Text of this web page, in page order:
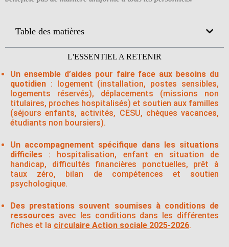
Table des matières
L'ESSENTIEL A RETENIR
Un ensemble d’aides pour faire face aux besoins du
quotidien : logement (installation, postes sensibles,
logements réservés), déplacements (missions non
titulaires, proches hospitalisés) et soutien aux familles
(séjours enfants, activités, CESU, chèques vacances,
étudiants non boursiers).
Un accompagnement spécifique dans les situations
difficiles : hospitalisation, enfant en situation de
handicap, difficultés financières ponctuelles, prêt à
taux zéro, bilan de compétences et soutien
psychologique.
Des prestations souvent soumises à conditions de
ressources avec les conditions dans les différentes
fiches et la circulaire Action sociale 2025-2026.